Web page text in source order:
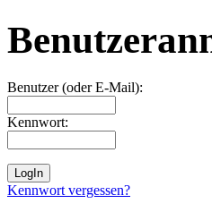
Benutzer (oder E-Mail):
Kennwort:
Kennwort vergessen?